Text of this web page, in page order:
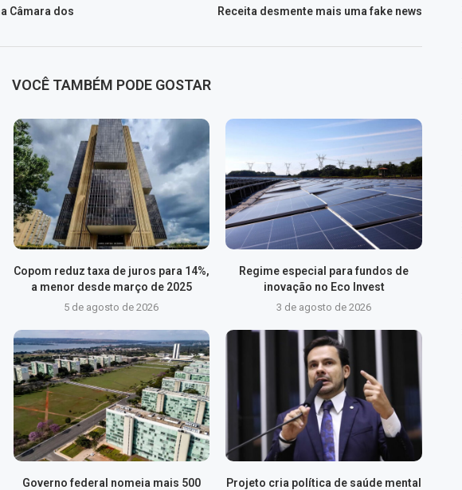
Câmara dos
Receita desmente mais uma fake news
VOCÊ TAMBÉM PODE GOSTAR
Copom reduz taxa de juros para 14%,
a menor desde março de 2025
5 de agosto de 2026
Regime especial para fundos de
inovação no Eco Invest
3 de agosto de 2026
Governo federal nomeia mais 500
Projeto cria política de saúde mental